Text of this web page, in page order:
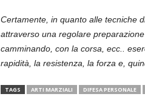
Certamente, in quanto alle tecniche
attraverso una regolare
camminando, con la corsa, ecc..
rapidità, la resistenza, la forza e,
TAGS ARTI MARZIALI DIFESA PERSONALE